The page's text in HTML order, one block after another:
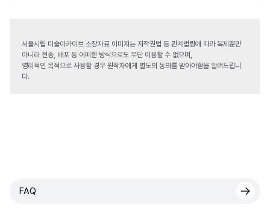
서울시립 미술아카이브 소장자료 이미지는 저작권법 등 관계법령에 따라 복제뿐만
아니라 전송, 배포 등 어떠한 방식으로도 무단 이용할 수 없으며,
영리적인 목적으로 사용할 경우 원작자에게 별도의 동의를 받아야함을 알려드립니
다.
FAQ